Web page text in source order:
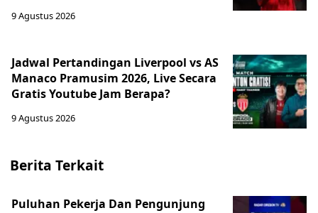
9 Agustus 2026
Jadwal Pertandingan Liverpool vs AS
Manaco Pramusim 2026, Live Secara
Gratis Youtube Jam Berapa?
9 Agustus 2026
Berita Terkait
Puluhan Pekerja Dan Pengunjung